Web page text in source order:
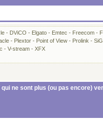
- DViCO - Elgato - Emtec - Freecom -
- Plextor - Point of View - Prolink -
- V-stream - XFX
ne sont plus (ou pas encore)